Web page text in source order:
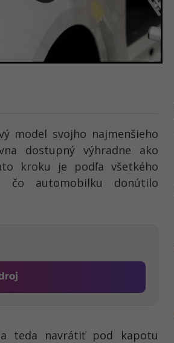
model svojho najmenšieho
dostupný výhradne ako
kroku je podľa všetkého
čo automobilku donútilo
sa otvorí v novom okne
teda navrátiť pod kapotu